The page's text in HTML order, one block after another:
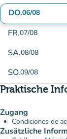
DO.06/08
FR.07/08
SA.08/08
SO.09/08
Praktische
Zugang
Condiciones de
Zusätzliche